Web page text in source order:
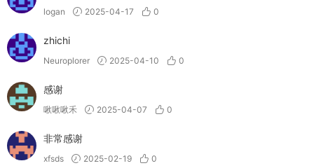
logan 2025-04-17 0
zhichi
Neuroplorer 2025-04-10 0
感谢
啾啾啾禾 2025-04-07 0
非常感谢
xfsds 2025-02-19 0